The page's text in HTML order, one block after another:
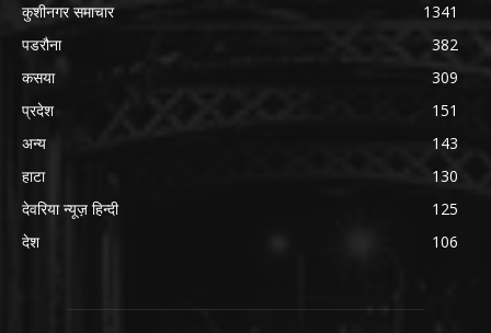
कुशीनगर समाचार
1341
पडरौना
382
कसया
309
प्रदेश
151
अन्य
143
हाटा
130
देवरिया न्यूज़ हिन्दी
125
देश
106